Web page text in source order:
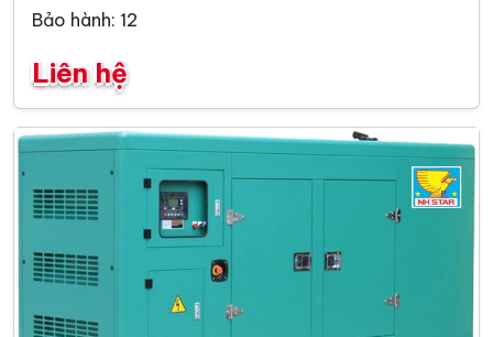
Bảo hành: 12
Liên hệ